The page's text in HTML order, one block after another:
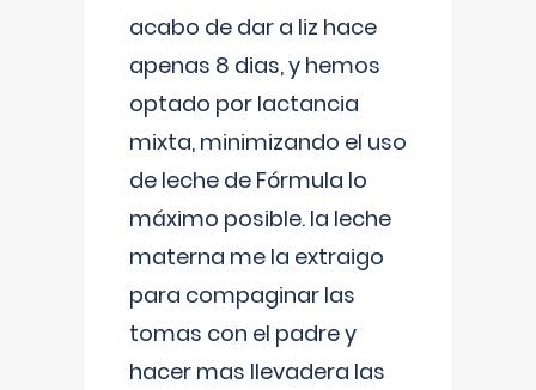
acabo de dar a liz hace
apenas 8 dias, y hemos
optado por lactancia
mixta, minimizando el uso
de leche de Fórmula lo
máximo posible. la leche
materna me la extraigo
para compaginar las
tomas con el padre y
hacer mas llevadera las